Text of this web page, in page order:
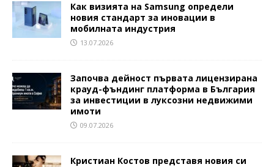
Как визията на Samsung определи
новия стандарт за иновации в
мобилната индустрия
13.07.2026
Започва дейност първата лицензирана
крауд-фъндинг платформа в България
за инвестиции в луксозни недвижими
имоти
09.07.2026
Кристиан Костов представя новия си